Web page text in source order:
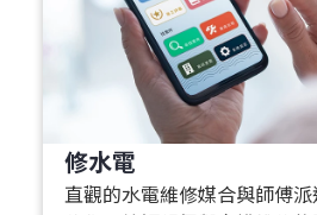
修水電
直觀的水電維修媒合與師傅